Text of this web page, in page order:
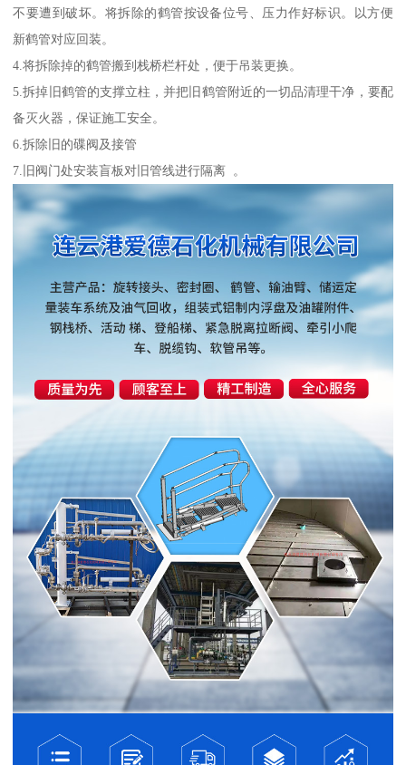
不要遭到破坏。将拆除的鹤管按设备位号、压力作好标识。以方便
新鹤管对应回装。
4.将拆除掉的鹤管搬到栈桥栏杆处，便于吊装更换。
5.拆掉旧鹤管的支撑立柱，并把旧鹤管附近的一切品清理干净，要配
备灭火器，保证施工安全。
6.拆除旧的碟阀及接管
7.旧阀门处安装盲板对旧管线进行隔离 。